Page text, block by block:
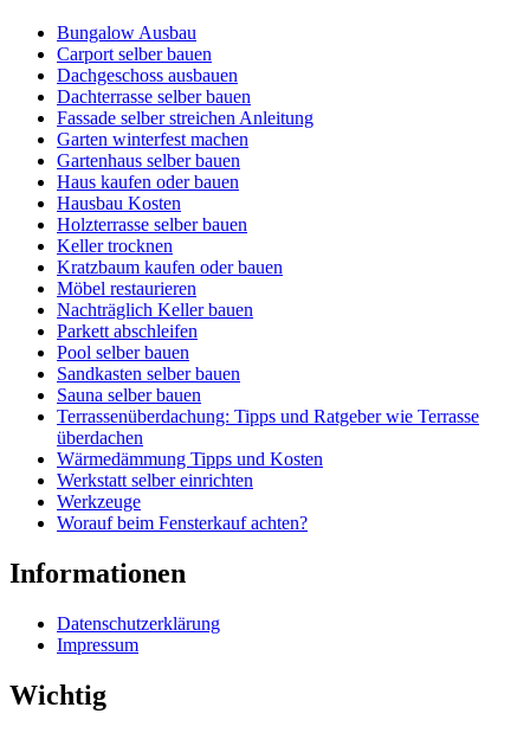
Bungalow Ausbau
Carport selber bauen
Dachgeschoss ausbauen
Dachterrasse selber bauen
Fassade selber streichen Anleitung
Garten winterfest machen
Gartenhaus selber bauen
Haus kaufen oder bauen
Hausbau Kosten
Holzterrasse selber bauen
Keller trocknen
Kratzbaum kaufen oder bauen
Möbel restaurieren
Nachträglich Keller bauen
Parkett abschleifen
Pool selber bauen
Sandkasten selber bauen
Sauna selber bauen
Terrassenüberdachung: Tipps und Ratgeber wie Terrasse
überdachen
Wärmedämmung Tipps und Kosten
Werkstatt selber einrichten
Werkzeuge
Worauf beim Fensterkauf achten?
Informationen
Datenschutzerklärung
Impressum
Wichtig